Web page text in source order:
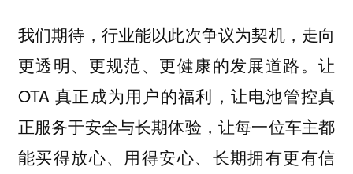
我们期待，行业能以此次争议为契机，走向
更透明、更规范、更健康的发展道路。让
OTA 真正成为用户的福利，让电池管控真
正服务于安全与长期体验，让每一位车主都
能买得放心、用得安心、长期拥有更有信